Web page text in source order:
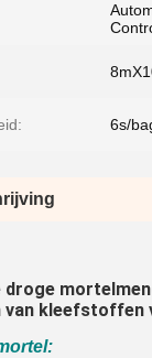
6s/
van kleefstoffen